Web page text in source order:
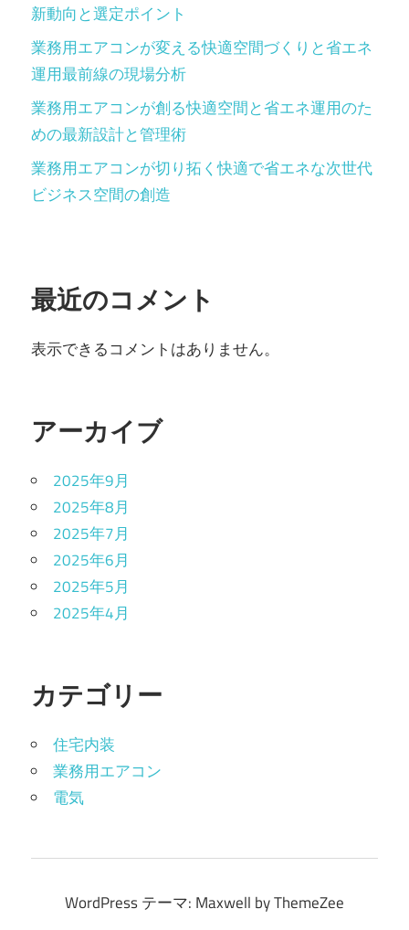
新動向と選定ポイント
業務用エアコンが変える快適空間づくりと省エネ
運用最前線の現場分析
業務用エアコンが創る快適空間と省エネ運用のた
めの最新設計と管理術
業務用エアコンが切り拓く快適で省エネな次世代
ビジネス空間の創造
最近のコメント
表示できるコメントはありません。
アーカイブ
2025年9月
2025年8月
2025年7月
2025年6月
2025年5月
2025年4月
カテゴリー
住宅内装
業務用エアコン
電気
WordPress テーマ: Maxwell by ThemeZee